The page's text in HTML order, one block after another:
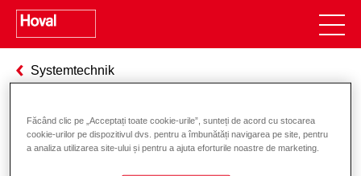
Systemtechnik
Responsabilitate pentru energie și
Făcând clic pe „Acceptați toate cookie-urile”, sunteți de acord cu stocarea
cookie-urilor pe dispozitivul dvs. pentru a îmbunătăți navigarea pe site, pentru
a analiza utilizarea site-ului și pentru a ajuta eforturile noastre de marketing.